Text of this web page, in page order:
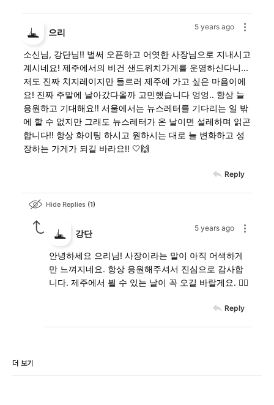
5 years ago
으리
소신님, 강단님!! 벌써 오픈하고 어엿한 사장님으로 지내시고
계시네요! 제주에서의 비건 샌드위치가게를 운영하신다니...
저도 진짜 치지레이지만 들르러 제주에 가고 싶은 마음이에
요! 진짜 주말에 날아갔다올까 고민했습니다 엉엉.. 항상 늘
응원하고 기대해요!! 서울에서는 뉴스레터를 기다리는 일 밖
에 할 수 없지만 그래도 뉴스레터가 온 날이면 설레하며 읽곤
합니다!! 항상 화이팅 하시고 원하시는 대로 늘 변화하고 성
장하는 가게가 되길 바라요!! 🤍🙌
Reply
Hide Replies 1
5 years ago
강단
안녕하세요 으리님! 사장이라는 말이 아직 어색하게
만 느껴지네요. 항상 응원해주셔서 진심으로 감사합
니다. 제주에서 뵐 수 있는 날이 꼭 오길 바랄게요. 🙇‍♂️
Reply
더 보기